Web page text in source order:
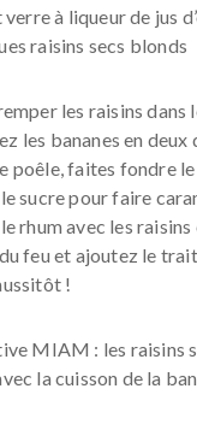
à liqueur de jus
raisins secs blonds
les raisins dans
les bananes en deux
poêle, faites fondre
sucre pour faire
rhum avec les
feu et ajoutez le trait
!
MIAM : les raisins
la cuisson de la